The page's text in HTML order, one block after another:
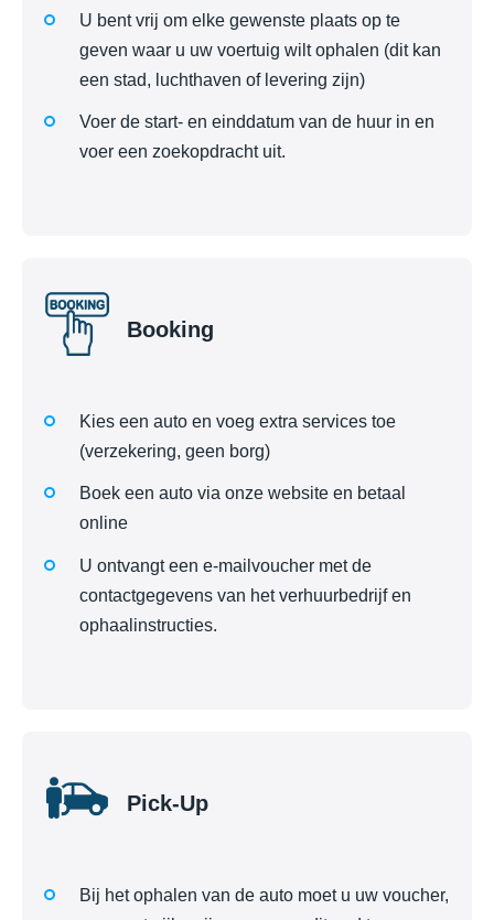
U bent vrij om elke gewenste plaats op te
geven waar u uw voertuig wilt ophalen (dit kan
een stad, luchthaven of levering zijn)
Voer de start- en einddatum van de huur in en
voer een zoekopdracht uit.
Booking
Kies een auto en voeg extra services toe
(verzekering, geen borg)
Boek een auto via onze website en betaal
online
U ontvangt een e-mailvoucher met de
contactgegevens van het verhuurbedrijf en
ophaalinstructies.
Pick-Up
Bij het ophalen van de auto moet u uw voucher,